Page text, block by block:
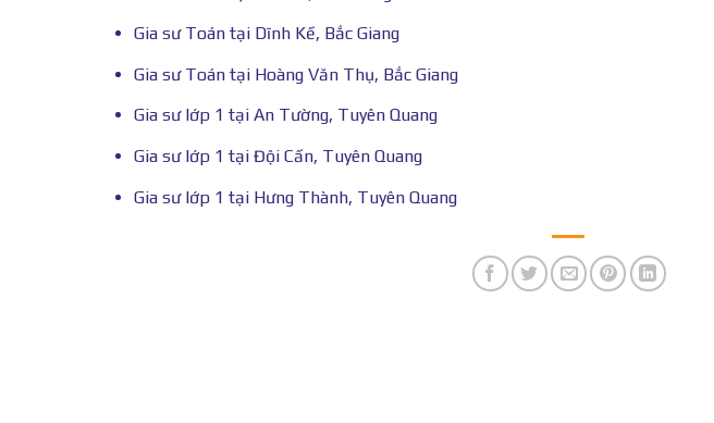
Gia sư Toán tại Dĩnh Kế, Bắc Giang
Gia sư Toán tại Hoàng Văn Thụ, Bắc Giang
Gia sư lớp 1 tại An Tường, Tuyên Quang
Gia sư lớp 1 tại Đội Cấn, Tuyên Quang
Gia sư lớp 1 tại Hưng Thành, Tuyên Quang